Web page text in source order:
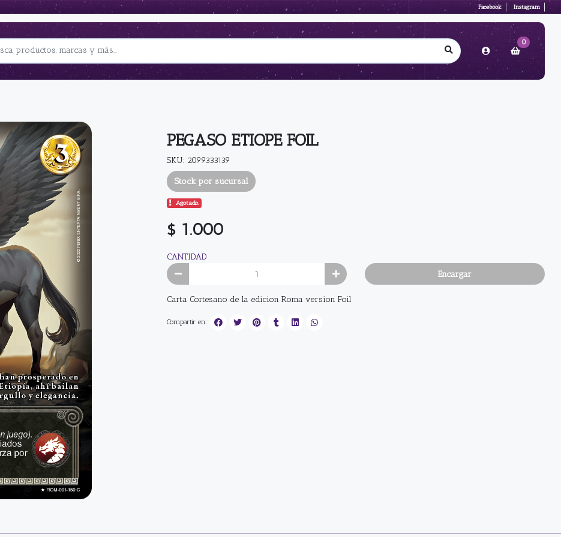
Facebook Instagram
0
PEGASO ETIOPE FOIL
SKU: 2099333139
Stock por sucursal
Agotado.
$ 1.000
CANTIDAD
Encargar
Carta Cortesano de la edicion Roma version Foil
Compartir en: